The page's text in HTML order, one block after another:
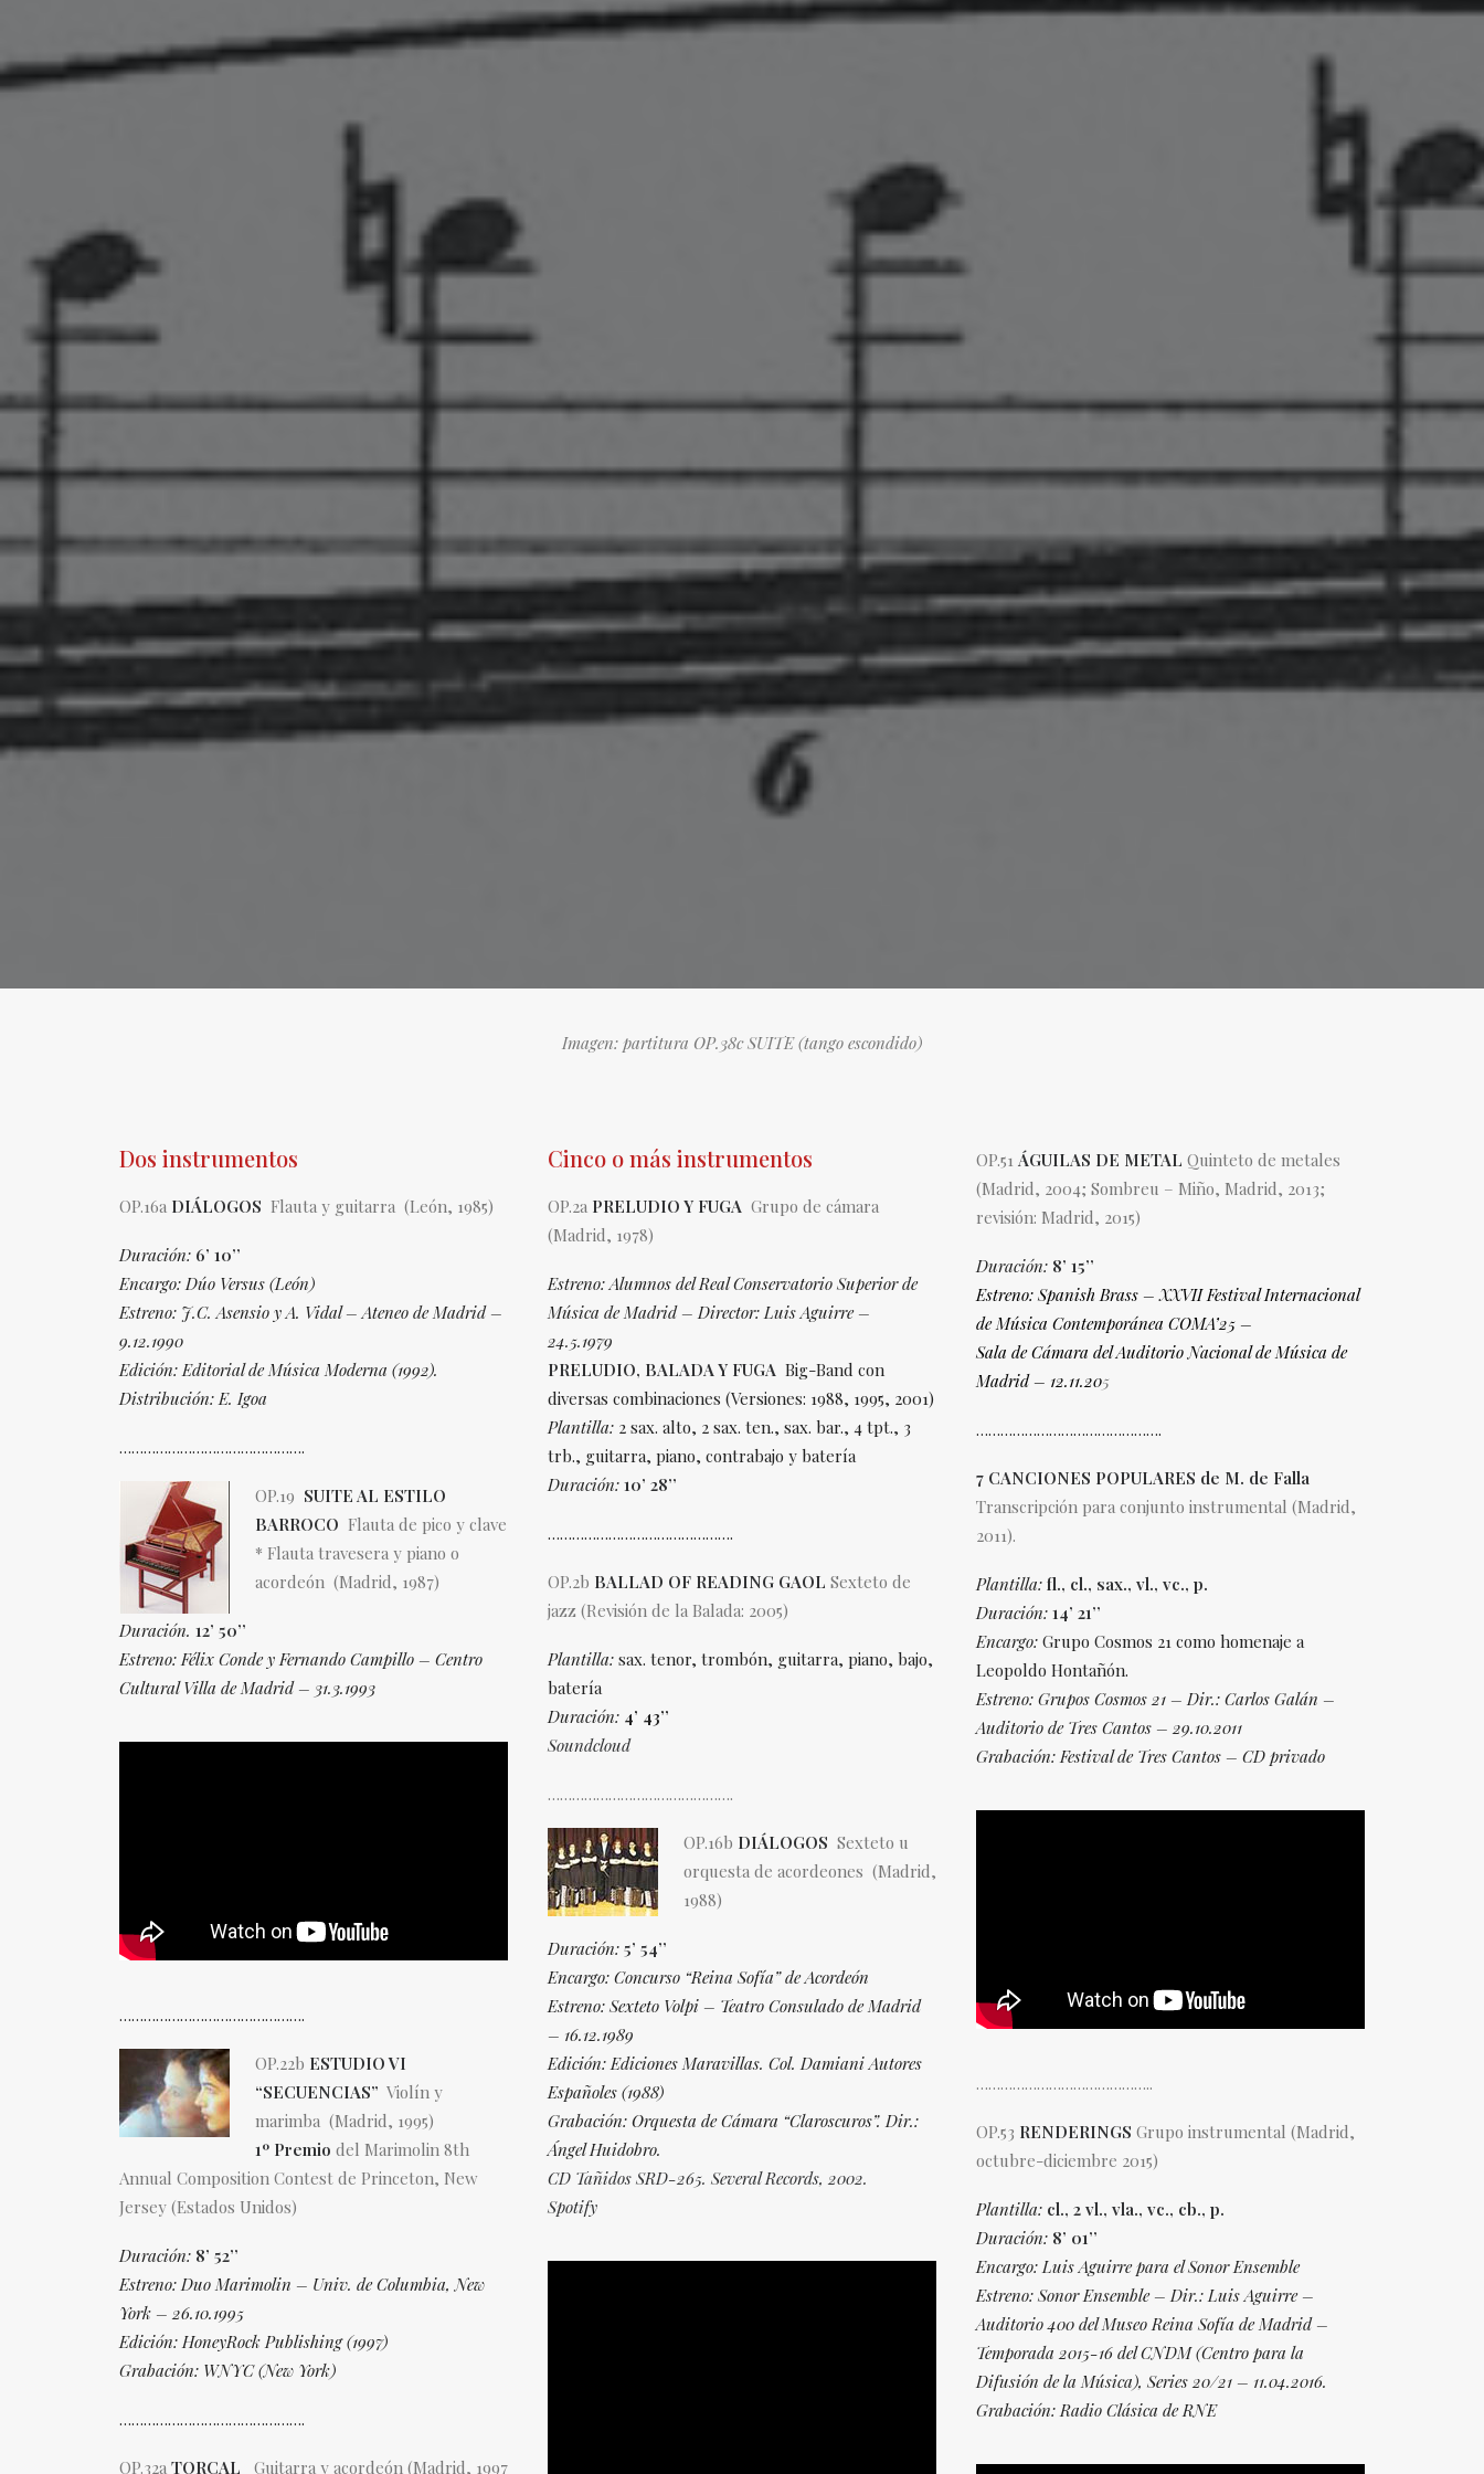
Imagen: partitura OP.38c SUITE (tango escondido)
Dos instrumentos
OP.16a DIÁLOGOS Flauta y guitarra (León, 1985)
Duración: 6’ 10’’
Encargo: Dúo Versus (León)
Estreno: J.C. Asensio y A. Vidal – Ateneo de Madrid –
9.12.1990
Edición: Editorial de Música Moderna (1992).
Distribución: E. Igoa
……………………………………….
OP.19 SUITE AL ESTILO
BARROCO Flauta de pico y clave
* Flauta travesera y piano o
acordeón (Madrid, 1987)
Duración. 12’ 50’’
Estreno: Félix Conde y Fernando Campillo – Centro
Cultural Villa deMadrid – 31.3.1993
……………………………………….
OP.22b ESTUDIO VI
“SECUENCIAS” Violín y
marimba (Madrid, 1995)
1º Premio del Marimolin 8th
Annual Composition Contest de Princeton, New
Jersey (Estados Unidos)
Duración: 8’ 52’’
Estreno: Duo Marimolin – Univ. de Columbia, New
York – 26.10.1995
Edición: HoneyRock Publishing (1997)
Grabación: WNYC (New York)
……………………………………….
OP.32a TORCAL Guitarra y acordeón (Madrid, 1997
Cinco o más instrumentos
OP.2a PRELUDIO Y FUGA Grupo de cámara
(Madrid, 1978)
Estreno: Alumnos del Real Conservatorio Superior de
Música de Madrid – Director: Luis Aguirre –
24.5.1979
PRELUDIO, BALADA Y FUGA Big-Band con
diversas combinaciones (Versiones: 1988, 1995, 2001)
Plantilla: 2 sax. alto, 2 sax. ten., sax. bar., 4 tpt., 3
trb., guitarra, piano, contrabajo y batería
Duración: 10’ 28’’
……………………………………….
OP.2b BALLAD OF READING GAOL Sexteto de
jazz (Revisión de la Balada: 2005)
Plantilla: sax. tenor, trombón, guitarra, piano, bajo,
batería
Duración: 4’ 43’’
Soundcloud
……………………………………….
OP.16b DIÁLOGOS Sexteto u
orquesta de acordeones (Madrid,
1988)
Duración: 5’ 54’’
Encargo: Concurso “Reina Sofía” de Acordeón
Estreno: Sexteto Volpi – Teatro Consulado de Madrid
– 16.12.1989
Edición: Ediciones Maravillas. Col. Damiani Autores
Españoles (1988)
Grabación: Orquesta de Cámara “Claroscuros”. Dir.:
Ángel Huidobro.
CD Tañidos SRD-265. Several Records, 2002.
Spotify
OP.51 ÁGUILAS DE METAL Quinteto de metales
(Madrid, 2004; Sombreu – Miño, Madrid, 2013;
revisión: Madrid, 2015)
Duración: 8’ 15’’
Estreno: Spanish Brass – XXVII Festival Internacional
de Música Contemporánea COMA’25 –
Sala de Cámara del Auditorio Nacionalde Música de
Madrid – 12.11.205
……………………………………….
7 CANCIONES POPULARES de M. de Falla
Transcripción para conjunto instrumental (Madrid,
2011).
Plantilla: fl., cl., sax., vl., vc., p.
Duración: 14’ 21’’
Encargo: Grupo Cosmos 21 como homenaje a
Leopoldo Hontañón.
Estreno: Grupos Cosmos 21 – Dir.: Carlos Galán –
Auditorio de Tres Cantos – 29.10.2011
Grabación: Festival de Tres Cantos – CD privado
……………………………………..
OP.53 RENDERINGS Grupo instrumental (Madrid,
octubre-diciembre 2015)
Plantilla: cl., 2 vl., vla., vc., cb., p.
Duración: 8’ 01’’
Encargo: Luis Aguirre para el Sonor Ensemble
Estreno: Sonor Ensemble – Dir.: Luis Aguirre –
Auditorio 400 del MuseoReina Sofía de Madrid –
Temporada 2015-16 del CNDM (Centro para la
Difusión de la Música), Series 20/21 – 11.04.2016.
Grabación: Radio Clásica de RNE